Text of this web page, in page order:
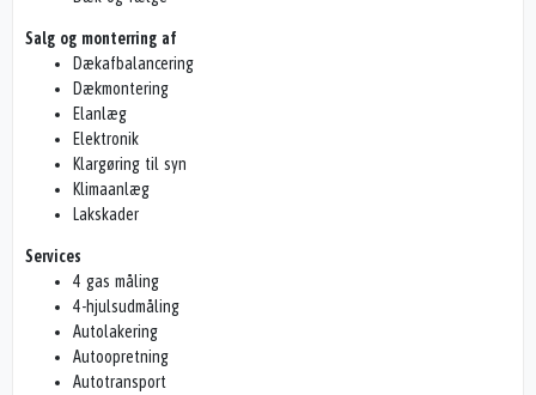
Salg og monterring af
Dækafbalancering
Dækmontering
Elanlæg
Elektronik
Klargøring til syn
Klimaanlæg
Lakskader
Services
4 gas måling
4-hjulsudmåling
Autolakering
Autoopretning
Autotransport